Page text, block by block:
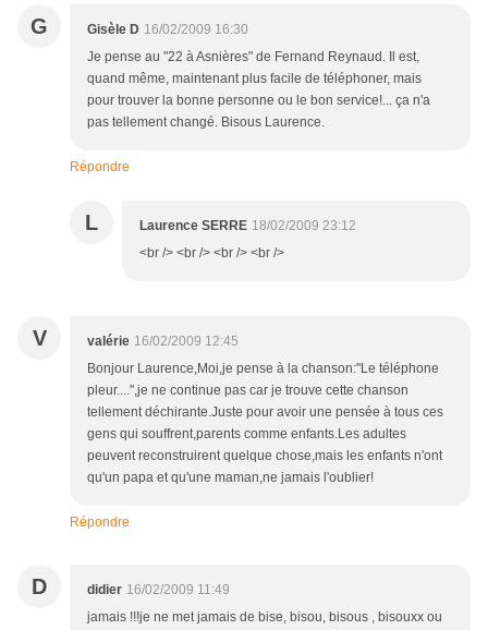
G Gisèle D 16/02/2009 16:30
Je pense au "22 à Asnières" de Fernand Reynaud. Il est,
quand même, maintenant plus facile de téléphoner, mais
pour trouver la bonne personne ou le bon service!... ça n'a
pas tellement changé. Bisous Laurence.
Répondre
L Laurence SERRE 18/02/2009 23:12
<br /> <br /> <br /> <br />
V valérie 16/02/2009 12:45
Bonjour Laurence,Moi,je pense à la chanson:"Le téléphone
pleur....",je ne continue pas car je trouve cette chanson
tellement déchirante.Juste pour avoir une pensée à tous ces
gens qui souffrent,parents comme enfants.Les adultes
peuvent reconstruirent quelque chose,mais les enfants n'ont
qu'un papa et qu'une maman,ne jamais l'oublier!
Répondre
D didier 16/02/2009 11:49
jamais !!!je ne met jamais de bise, bisou, bisous , bisouxx ou